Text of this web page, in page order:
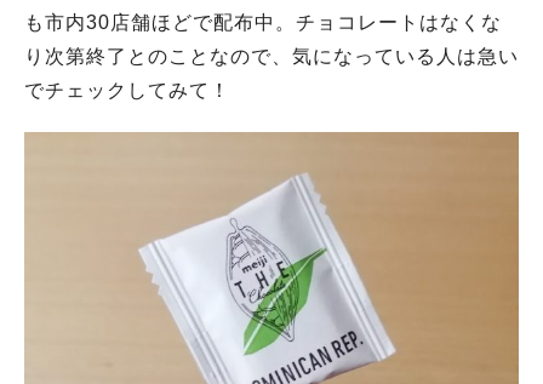
も市内30店舗ほどで配布中。チョコレートはなくな
り次第終了とのことなので、気になっている人は急い
でチェックしてみて！